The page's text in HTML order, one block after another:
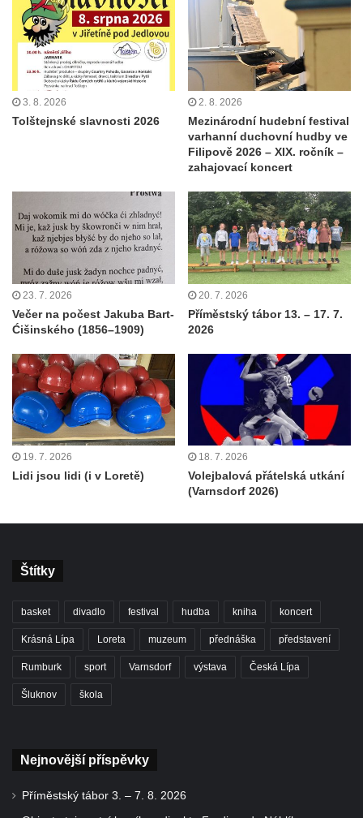
3. 8. 2026
Tolštejnské slavnosti 2026
2. 8. 2026
Mezinárodní hudební festival
varhanní duchovní hudby ve
Filipově 2026 – XIX. ročník –
zahajovací koncert
23. 7. 2026
Večer na počest Jakuba Bart-
Ćišinského (1856–1909)
20. 7. 2026
Příměstský tábor 13. – 17. 7.
2026
19. 7. 2026
Lidi jsou lidi (i v Loretě)
18. 7. 2026
Volejbalová přátelská utkání
(Varnsdorf 2026)
Štítky
basket divadlo festival hudba kniha koncert
Krásná Lípa Loreta muzeum přednáška představení
Rumburk sport Varnsdorf výstava Česká Lípa
Šluknov škola
Nejnovější příspěvky
Příměstský tábor 3. – 7. 8. 2026